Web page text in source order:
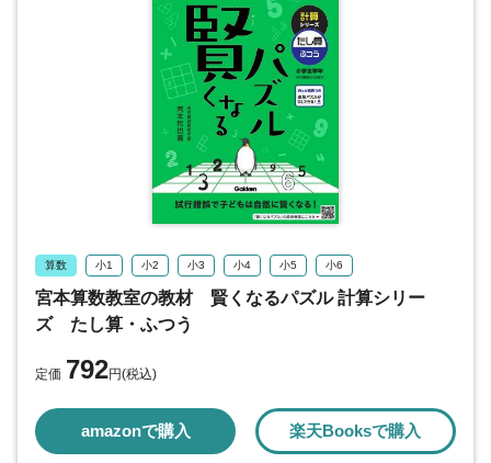
算数 小1 小2 小3 小4 小5 小6
宮本算数教室の教材 賢くなるパズル 計算シリー
ズ たし算・ふつう
定価 792円(税込)
amazonで購入 楽天Booksで購入